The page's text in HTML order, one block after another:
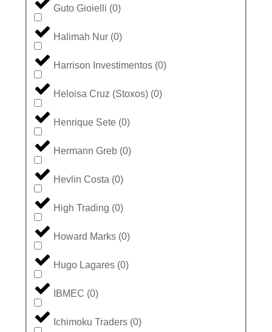
Guto Gioielli (0)
Halimah Nur (0)
Harrison Investimentos (0)
Heloisa Cruz (Stoxos) (0)
Henrique Sete (0)
Hermann Greb (0)
Hevlin Costa (0)
High Trading (0)
Howard Marks (0)
Hugo Lagares (0)
IBMEC (0)
Ichimoku Traders (0)